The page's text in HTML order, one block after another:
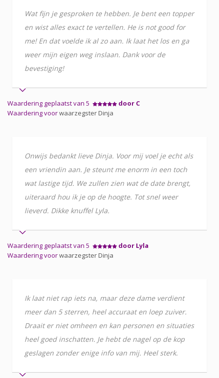
Wat fijn je gesproken te hebben. Je bent een topper
en wist alles exact te vertellen. He is not good for
me! En dat voelde ik al zo aan. Ik laat het los en ga
weer mijn eigen weg inslaan. Dank voor de
bevestiging!
Waardering geplaatst van 5
door C
Waardering voorwaarzegster Dinja
Onwijs bedankt lieve Dinja. Voor mij voel je echt als
een vriendin aan. Je steunt me enorm in een toch
wat lastige tijd. We zullen zien wat de date brengt,
uiteraard hou ik je op de hoogte. Tot snel weer
lieverd. Dikke knuffel Lyla.
Waardering geplaatst van 5
door Lyla
Waardering voorwaarzegster Dinja
Ik laat niet rap iets na, maar deze dame verdient
meer dan 5 sterren, heel accuraat en loep zuiver.
Draait er niet omheen en kan personen en situaties
heel goed inschatten. Je hebt de nagel op de kop
geslagen zonder enige info van mij. Heel sterk.